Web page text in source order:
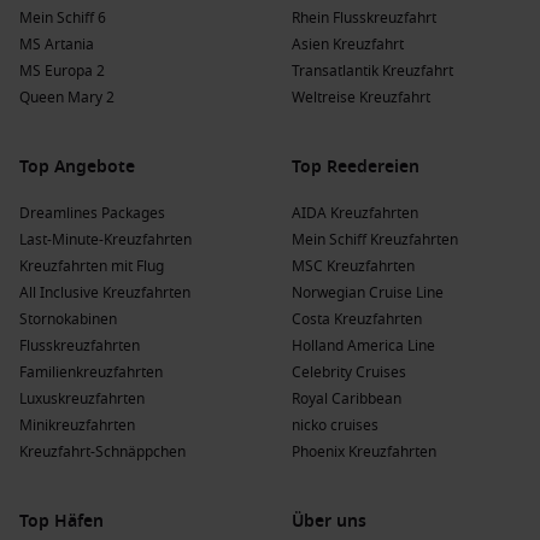
Royal Caribbean
: Royal Caribbean verfügt über 29 Schiffe,
darunter
und Enchantment of the
Seas
, die Belize City ansteuern. Diese Abfahrtsorte sind oft
Tampa oder Galveston.
häufig aus Fort Lauderdale.
Cunard : Cunard verfügt über 4 Schiffe, darunter die
Queen Elizabeth, die regelmäßig Belize City besuchen,
meist abMiami
Die Vorteile einer Kreuzfahrt nach Belize City,
Belize zu verschiedenen Jahreszeiten
Frühling(März
: Temperaturen liegen zwischen
23 °C und 31 °C. Diese Zeit ist ideal für Outdoor-Aktivitäten,
wenn die Verhältnisse angenehm und die Landschaft
Sommer
: Temperaturen zwischen 25 °C
Mein Schiff 6
MS Artania
MS Europa 2
Queen Mary 2
Rhein Flusskreuzfahrt
Asien Kreuzfahrt
Transatlantik Kreuzfahrt
Weltreise Kreuzfahrt
Top Angebote
Dreamlines Packages
Last-Minute-Kreuzfahrten
Kreuzfahrten mit Flug
All Inclusive Kreuzfahrten
Stornokabinen
Flusskreuzfahrten
Familienkreuzfahrten
Luxuskreuzfahrten
Minikreuzfahrten
Kreuzfahrt-Schnäppchen
Top Reedereien
AIDA Kreuzfahrten
Mein Schiff Kreuzfahrten
MSC Kreuzfahrten
Norwegian Cruise Line
Costa Kreuzfahrten
Holland America Line
Celebrity Cruises
Royal Caribbean
nicko cruises
Phoenix Kreuzfahrten
Top Häfen
Über uns